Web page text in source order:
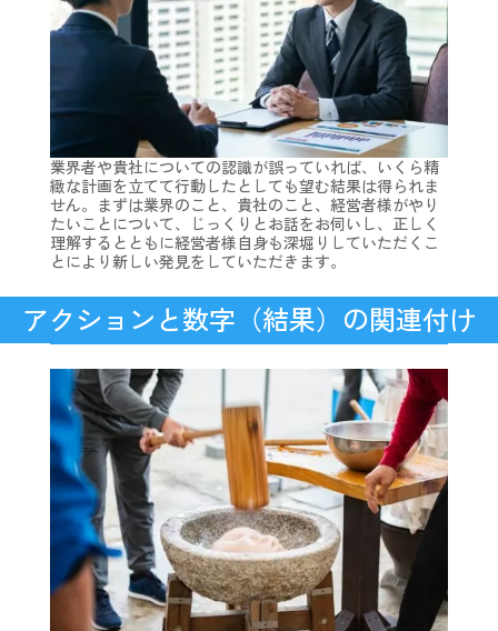
業界者や貴社についての認識が誤っていれば、いくら精
緻な計画を立てて行動したとしても望む結果は得られま
せん。まずは業界のこと、貴社のこと、経営者様がやり
たいことについて、じっくりとお話をお伺いし、正しく
理解するとともに経営者様自身も深堀りしていただくこ
とにより新しい発見をしていただきます。
アクションと数字（結果）の関連付け